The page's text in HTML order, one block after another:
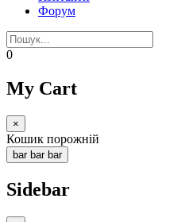
Форум
0
My Cart
×
Кошик порожній
bar bar bar
Sidebar